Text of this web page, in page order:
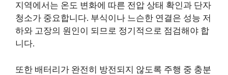
지역에서는 온도 변화에 따른 전압 상태 확인과 단자
청소가 중요합니다. 부식이나 느슨한 연결은 성능 저
하와 고장의 원인이 되므로 정기적으로 점검해야 합
니다.
또한 배터리가 완전히 방전되지 않도록 주행 중 충분